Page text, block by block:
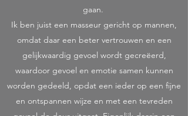
gaan.
Ik ben juist een masseur gericht op mannen,
omdat daar een beter vertrouwen en een
gelijkwaardig gevoel wordt gecreëerd,
waardoor gevoel en emotie samen kunnen
worden gedeeld, opdat een ieder op een fijne
en ontspannen wijze en met een tevreden